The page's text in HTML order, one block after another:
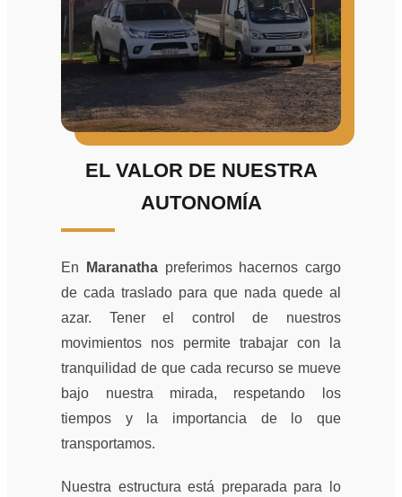
EL VALOR DE NUESTRA
AUTONOMÍA
En Maranathapreferimos hacernos cargo
de cada traslado para que nada quede al
azar. Tener el control de nuestros
movimientos nos permite trabajar con la
tranquilidad de que cada recurso se mueve
bajo nuestra mirada, respetando los
tiempos y la importancia de lo que
transportamos.
Nuestra estructura está preparada para lo